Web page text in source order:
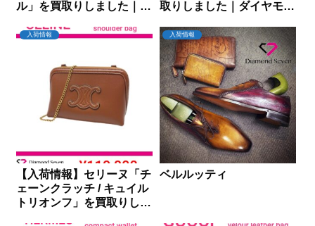
ル」を買取りしました｜ダ
取りしました｜ダイヤモン
入荷情報
【入荷情報】セリーヌ「チ
ェーンクラッチ / キュイル
トリオンフ」を買取りしま
入荷情報
ベルルッティ